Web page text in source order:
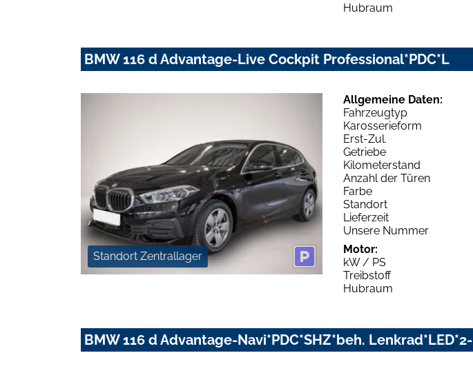
Hubraum
BMW 116 d Advantage-Live Cockpit Professional*PDC*L
Standort Zentrallager
Allgemeine Daten:
Fahrzeugtyp
Karosserieform
Erst-Zul.
Getriebe
Kilometerstand
Anzahl der Türen
Farbe
Standort
Lieferzeit
Unsere Nummer
Motor:
kW / PS
Treibstoff
Hubraum
BMW 116 d Advantage-Navi*PDC*SHZ*beh. Lenkrad*LED*2-